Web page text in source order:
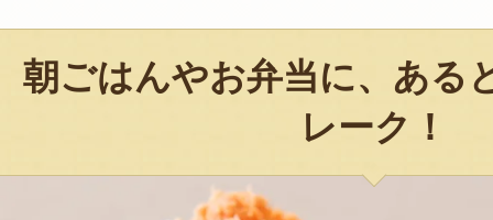
朝ごはんやお弁当に、ある
レーク！